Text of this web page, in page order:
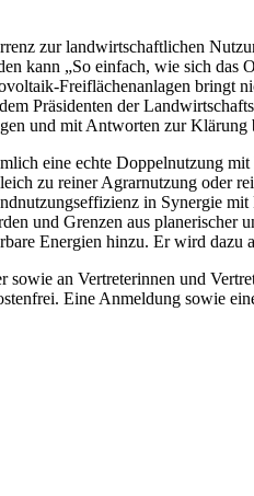
zur landwirtschaftlichen
kann „So einfach, wie sich
Freiflächenanlagen bringt
Präsidenten der
und mit Antworten zur Klärung
eine echte Doppelnutzung
zu reiner Agrarnutzung oder
in Synergie
und Grenzen aus planerischer
Energien hinzu. Er wird dazu
an Vertreterinnen und
Eine Anmeldung sowie